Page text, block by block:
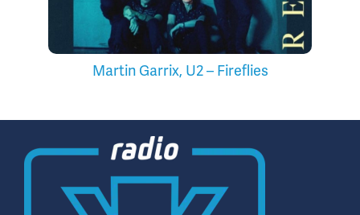
Martin Garrix, U2 – Fireflies